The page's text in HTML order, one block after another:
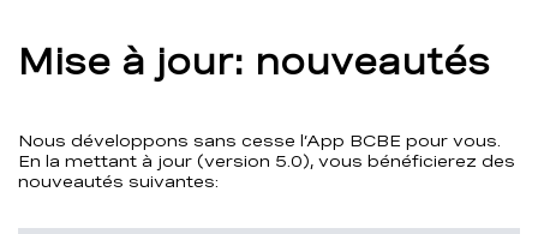
Mise à jour: nouveautés
Nous développons sans cesse l’App BCBE pour vous.
En la mettant à jour (version 5.0), vous bénéficierez des
nouveautés suivantes: